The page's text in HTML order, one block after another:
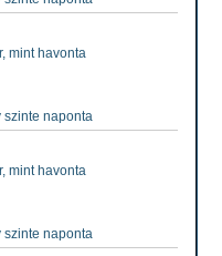
mint havonta
szinte naponta
mint havonta
szinte naponta